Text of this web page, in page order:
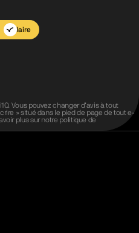
Scolaire
Vous pouvez changer d’avis à tout
» situé dans le pied de page de tout e-
plus sur notre politique de